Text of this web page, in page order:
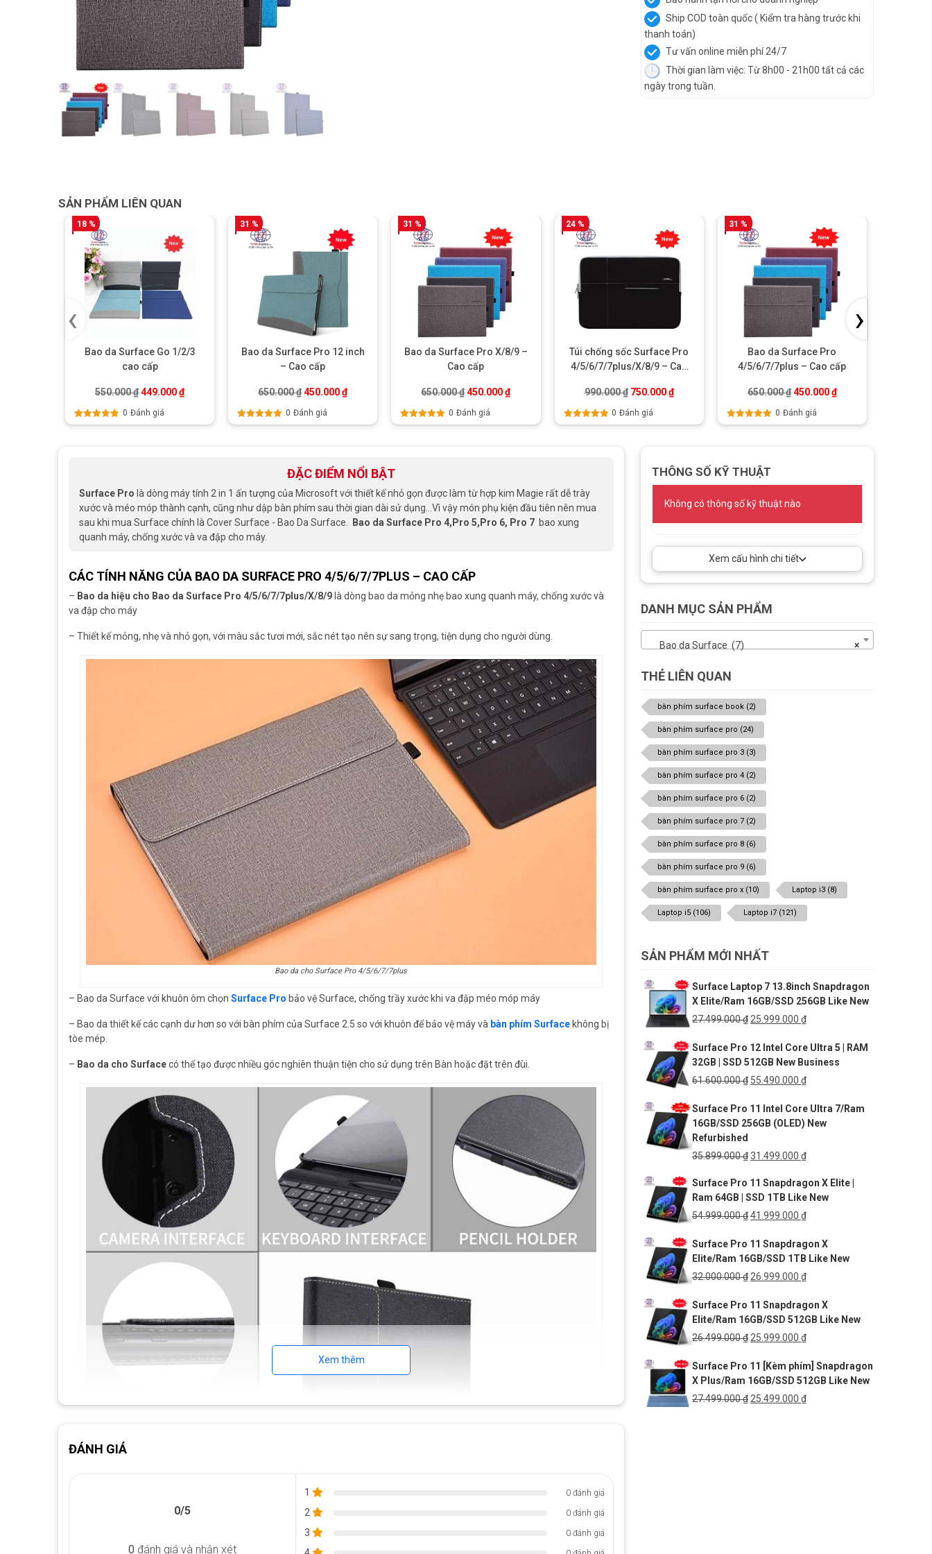
Ship COD toàn quốc ( Kiểm tra hàng trước khi
thanh toán)
Tư vấn online miễn phí 24/7
Thời gian làm việc: Từ 8h00 - 21h00 tất cả các
ngày trong tuần.
SẢN PHẨM LIÊN QUAN
18 %
Bao da Surface Go 1/2/3
cao cấp
550.000₫Giá gốc là: 550.000 ₫.
449.000₫Giá hiện tại là: 449.000 ₫.
Được xếp
0 Đánh giá
31 %
Bao da Surface Pro 12 inch
– Cao cấp
650.000₫Giá gốc là: 650.000 ₫.
450.000₫Giá hiện tại là: 450.000 ₫.
Được xếp
0 Đánh giá
31 %
Bao da Surface Pro X/8/9 –
Cao cấp
650.000₫Giá gốc là: 650.000 ₫.
450.000₫Giá hiện tại là: 450.000 ₫.
Được xếp
0 Đánh giá
24 %
Túi chống sốc Surface Pro
4/5/6/7/7plus/X/8/9 – Cao
990.000₫ Giá gốc là: 990.000 ₫.
750.000₫Giá hiện tại là: 750.000 ₫.
Được xếp
0 Đánh giá
31 %
Bao da Surface Pro
4/5/6/7/7plus – Cao cấp
650.000₫Giá gốc là: 650.000 ₫.
450.000₫Giá hiện tại là:
Được xếp
0 Đánh giá
‹ ›
ĐẶC ĐIỂM NỔI BẬT
Surface Pro là dòng máy tính 2 in 1 ấn tượng của Microsoft với thiết kế nhỏ gọn được làm từ hợp kim Magie rất dễ trày
xước và méo móp thành cạnh, cũng như dập bàn phím sau thời gian dài sử dụng...Vì vậy món phụ kiện đầu tiên nên mua
sau khi mua Surface chính là Cover Surface - Bao Da Surface.
Bao da Surface Pro 4,Pro 5,Pro 6, Pro 7 bao xung
quanh máy, chống xước và va đập cho máy.
CÁC TÍNH NĂNG CỦA BAO DA SURFACE PRO 4/5/6/7/7PLUS – CAO CẤP
– Bao da hiệu cho Bao da Surface Pro 4/5/6/7/7plus/X/8/9 là dòng bao da mỏng nhẹ bao xung quanh máy, chống xước và
va đập cho máy
– Thiết kế mỏng, nhẹ và nhỏ gọn, với màu sắc tươi mới, sắc nét tạo nên sự sang trọng, tiện dụng cho người dùng.
Bao da cho Surface Pro 4/5/6/7/7plus
– Bao da Surface với khuôn ôm chọn Surface Pro bảo vệ Surface, chống trầy xước khi va đập méo móp máy
– Bao da thiết kế các cạnh dư hơn so với bàn phím của Surface 2.5 so với khuôn để bảo vệ máy và bàn phím Surface không bị
tòe mép.
– Bao da cho Surfacecó thể tạo được nhiều góc nghiên thuận tiện cho sử dụng trên Bàn hoặc đặt trên đùi.
Xem thêm
ĐÁNH GIÁ
0/5
0 đánh giá và nhận xét
1 0 đánh giá
2 0 đánh giá
3 0 đánh giá
THÔNG SỐ KỸ THUẬT
Không có thông số kỹ thuật nào
Xem cấu hình chi tiết
DANH MỤC SẢN PHẨM
×
Bao da Surface (7)
THẺ LIÊN QUAN
bàn phím surface book (2)
bàn phím surface pro (24)
bàn phím surface pro 3 (3)
bàn phím surface pro 4 (2)
bàn phím surface pro 6 (2)
bàn phím surface pro 7 (2)
bàn phím surface pro 8 (6)
bàn phím surface pro 9 (6)
bàn phím surface pro x (10) Laptop i3 (8)
Laptop i5 (106) Laptop i7 (121)
SẢN PHẨM MỚI NHẤT
Surface Laptop 7 13.8inch Snapdragon
X Elite/Ram 16GB/SSD 256GB Like New
27.499.000₫ Giá
là:
27.499.000 ₫.
25.999.000 ₫Giá
tại
là:
25.999.000 ₫.
Surface Pro 12 Intel Core Ultra 5 | RAM
32GB | SSD 512GB New Business
61.600.000₫ Giá
là:
61.600.000 ₫.
55.490.000 ₫Giá
tại
là:
Surface Pro 11 Intel Core Ultra 7/Ram
16GB/SSD 256GB (OLED) New
Refurbished
35.899.000₫Giá
là:
35.899.000 ₫.
31.499.000 ₫Giá
tại
là:
31.499.000 ₫.
Surface Pro 11 Snapdragon X Elite |
Ram 64GB | SSD 1TB Like New
54.999.000₫Giá
là:
54.999.000 ₫.
41.999.000 ₫Giá
tại
là:
41.999.000 ₫.
Surface Pro 11 Snapdragon X
Elite/Ram 16GB/SSD 1TB Like New
32.000.000₫ Giá
là:
32.000.000 ₫.
26.999.000 ₫Giá
tại
là:
26.999.000 ₫.
Surface Pro 11 Snapdragon X
Elite/Ram 16GB/SSD 512GB Like New
26.499.000₫ Giá
là:
26.499.000 ₫.
25.999.000 ₫Giá
tại
là:
25.999.000 ₫.
Surface Pro 11 [Kèm phím] Snapdragon
X Plus/Ram 16GB/SSD 512GB Like New
27.499.000₫ Giá
25.499.000 ₫Giá